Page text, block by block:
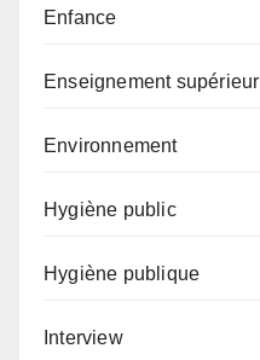
Enfance
Enseignement supérieur
Environnement
Hygiène public
Hygiène publique
Interview